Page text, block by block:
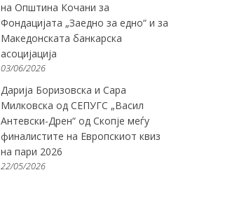
на Општина Кочани за
Фондацијата „Заедно за едно“ и за
Македонската банкарска
асоцијација
03/06/2026
Дарија Боризовска и Сара
Милковска од СЕПУГС „Васил
Антевски-Дрен“ од Скопје меѓу
финалистите на Европскиот квиз
на пари 2026
22/05/2026